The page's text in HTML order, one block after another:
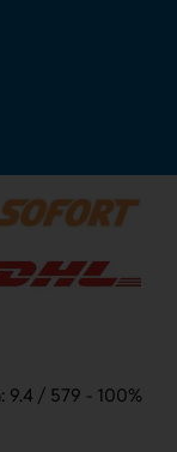
9.4 / 579 - 100%